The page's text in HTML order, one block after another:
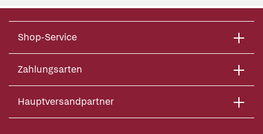
Shop-Service
Zahlungsarten
Hauptversandpartner